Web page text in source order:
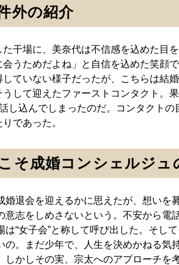
外の紹介
干場に、美奈代は不信感を込めた目
うためだよね」と自信を込めた笑顔
ていない様子だったが、こちらは結
して迎えたファーストコンタクト。
し込んでしまったのだ。コンタクトの
であった。
そ成婚コンシェルジュ
婚退会を迎えるかに思えたが、想いを
意志をしめさないという。不安から電
は“女子会”と称して呼び出した。そし
の。まだ少年で、人生を決めかねる気
しかしその実、宗太へのアプローチを